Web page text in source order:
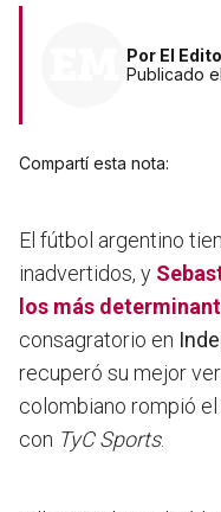
Por El
Publicado
Compartí esta nota:
El fútbol argentino
inadvertidos, y
los más
consagratorio en
recuperó su mejor
colombiano rompió
con TyC Sports.